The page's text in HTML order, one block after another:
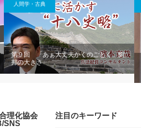
人間学・古典
第９回 「あぁ大丈夫かくのごとく」劉
邦の大きさ
注目のキーワード
理化協会
SNS